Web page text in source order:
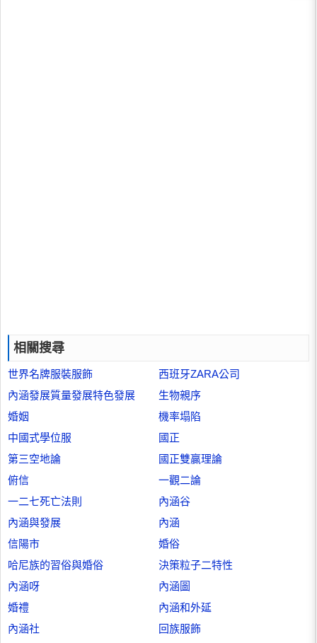
相關搜尋
世界名牌服裝服飾
西班牙ZARA公司
內涵發展質量發展特色發展
生物親序
婚姻
機率塌陷
中國式學位服
國正
第三空地論
國正雙贏理論
俯信
一觀二論
一二七死亡法則
內涵谷
內涵與發展
內涵
信陽市
婚俗
哈尼族的習俗與婚俗
決策粒子二特性
內涵呀
內涵圖
婚禮
內涵和外延
內涵社
回族服飾